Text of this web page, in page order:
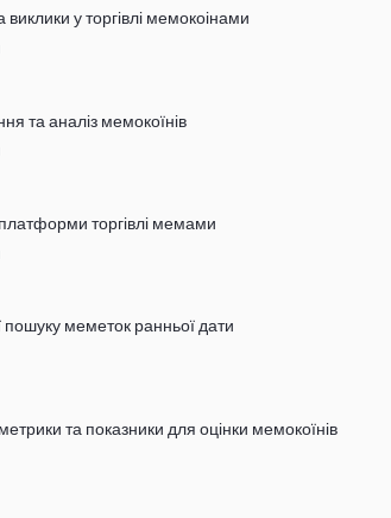
виклики у торгівлі мемокоінами
та аналіз мемокоїнів
торгівлі мемами
пошуку меметок ранньої дати
та показники для оцінки мемокоїнів